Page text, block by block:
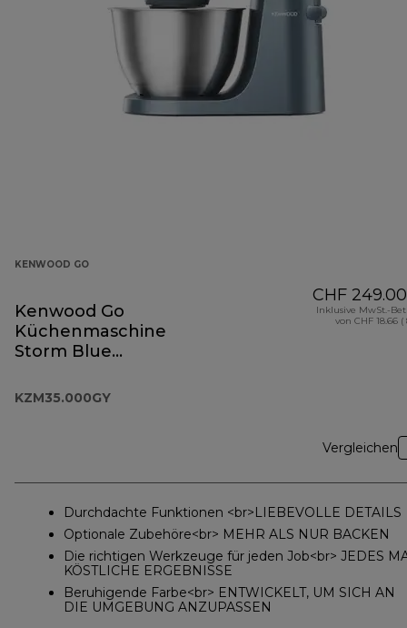
KENWOOD GO
Kenwood Go
Küchenmaschine
Storm Blue
KZM35.000GY
CHF 249.00
Inklusive MwSt.-
von CHF 18.66 (
Vergleichen
Durchdachte Funktionen <br>LIEBEVOLLE DETAILS
Optionale Zubehöre<br> MEHR ALS NUR BACKEN
Die richtigen Werkzeuge für jeden Job<br> JEDES
KÖSTLICHE ERGEBNISSE
Beruhigende Farbe<br> ENTWICKELT, UM SICH AN
DIE UMGEBUNG ANZUPASSEN